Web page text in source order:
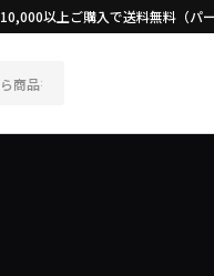
以上ご購入で送料無料（